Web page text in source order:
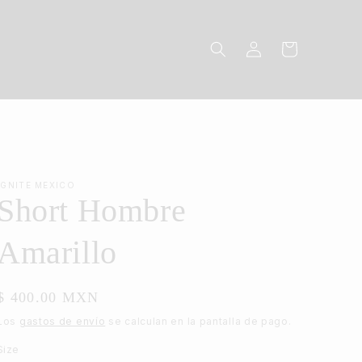
sesión
Carrito
MEXICO
Hombre
400.00 MXN
gastos de envío se calculan en la pantalla de pago.